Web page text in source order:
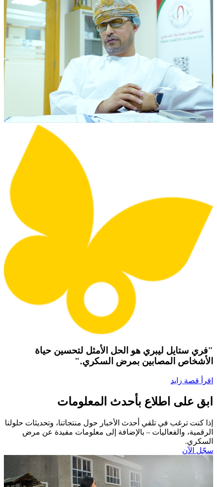
"فري ستايل ليبري هو الحل الأمثل لتحسين حياة
الأشخاص المصابين بمرض السكري."
اقرأ قصة زايد
ابق على اطلاع بأحدث المعلومات
إذا كنت ترغب في تلقي أحدث الأخبار حول منتجاتنا، وتحديثات حلولنا
الرقمية، والفعاليات – بالإضافة إلى معلومات مفيدة عن مرض
السكري.​
سجّل الآن​